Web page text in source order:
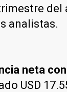
del
analistas.
neta
USD